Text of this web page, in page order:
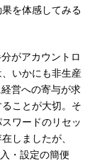
を体感してみる
がアカウントロ
いかにも非生産
営への寄与が求
ことが大切。そ
ワードのリセッ
しましたが、
・設定の簡便